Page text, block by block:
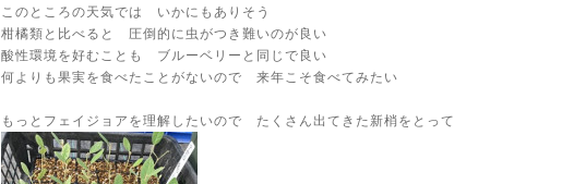
このところの天気では いかにもありそう
柑橘類と比べると 圧倒的に虫がつき難いのが良い
酸性環境を好むことも ブルーベリーと同じで良い
何よりも果実を食べたことがないので 来年こそ食べてみたい
もっとフェイジョアを理解したいので たくさん出てきた新梢をとって